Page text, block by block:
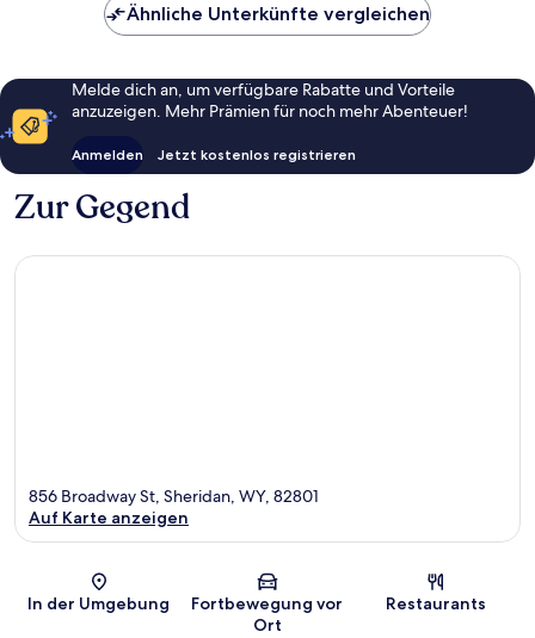
Ähnliche Unterkünfte vergleichen
Melde dich an, um verfügbare Rabatte und Vorteile
anzuzeigen. Mehr Prämien für noch mehr Abenteuer!
Anmelden Jetzt kostenlos registrieren
Zur Gegend
Karte
856 Broadway St, Sheridan, WY, 82801
Auf Karte anzeigen
In der Umgebung
Fortbewegung vor
Ort
Restaurants